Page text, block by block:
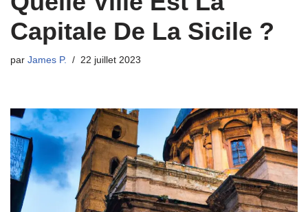
Capitale De La Sicile ?
par James P. 22 juillet 2023